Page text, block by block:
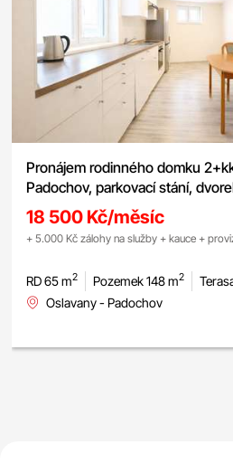
Pronájem rodinného domku
Padochov, parkovací stání,
18 500 Kč/měsíc
+ 5.000 Kč zálohy na služby + kauce +
RD 65 m2 Pozemek 148 m2
Oslavany - Padochov